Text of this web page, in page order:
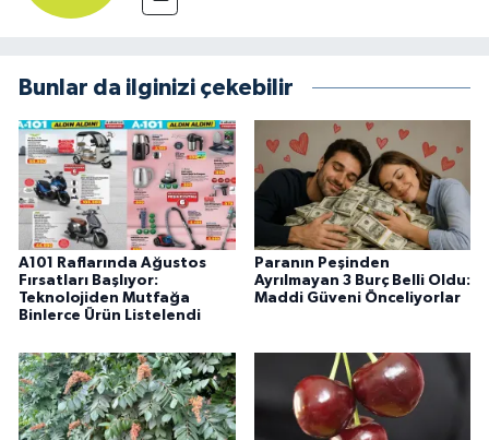
Bunlar da ilginizi çekebilir
A101 Raflarında Ağustos
Fırsatları Başlıyor:
Teknolojiden Mutfağa
Binlerce Ürün Listelendi
Paranın Peşinden
Ayrılmayan 3 Burç Belli Oldu:
Maddi Güveni Önceliyorlar